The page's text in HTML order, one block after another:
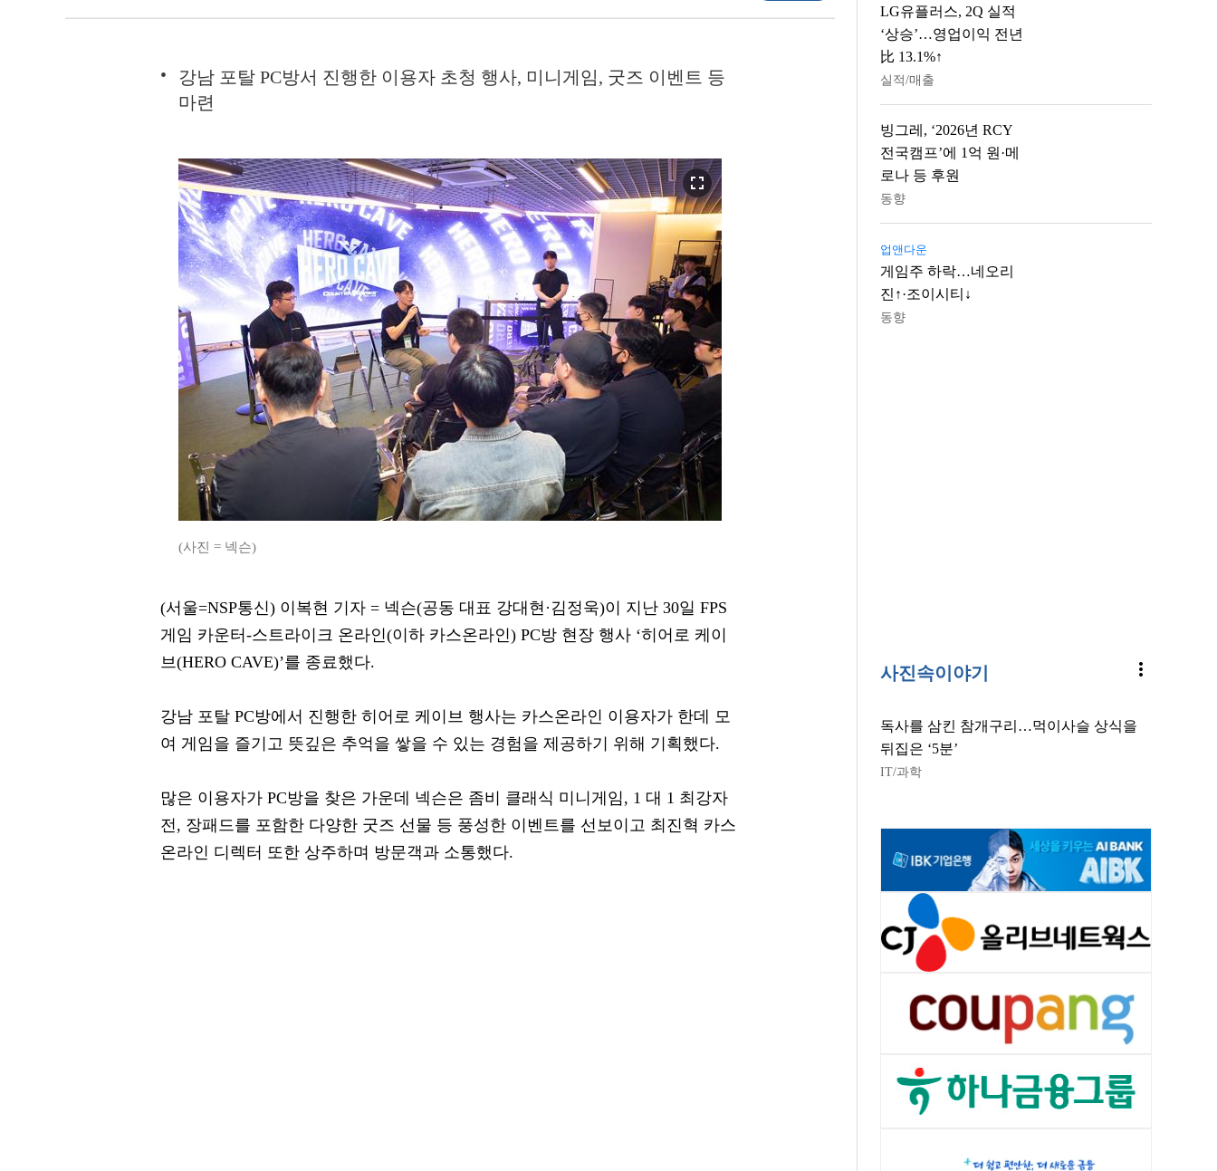
강남 포탈 PC방서 진행한 이용자 초청 행사, 미니게임, 굿즈 이벤트 등
마련
fullscreen
(사진 = 넥슨)
(서울=NSP통신) 이복현 기자 = 넥슨(공동 대표 강대현·김정욱)이 지난 30일 FPS
게임 카운터-스트라이크 온라인(이하 카스온라인) PC방 현장 행사 ‘히어로 케이
브(HERO CAVE)’를 종료했다.
강남 포탈 PC방에서 진행한 히어로 케이브 행사는 카스온라인 이용자가 한데 모
여 게임을 즐기고 뜻깊은 추억을 쌓을 수 있는 경험을 제공하기 위해 기획했다.
많은 이용자가 PC방을 찾은 가운데 넥슨은 좀비 클래식 미니게임, 1 대 1 최강자
전, 장패드를 포함한 다양한 굿즈 선물 등 풍성한 이벤트를 선보이고 최진혁 카스
온라인 디렉터 또한 상주하며 방문객과 소통했다.
LG유플러스, 2Q 실적
‘상승’…영업이익 전년
比 13.1%↑
실적/매출
빙그레, ‘2026년 RCY
전국캠프’에 1억 원·메
로나 등 후원
동향
업앤다운
게임주 하락…네오리
진↑·조이시티↓
동향
사진속이야기 more_vert
독사를 삼킨 참개구리…먹이사슬 상식을
뒤집은 ‘5분’
IT/과학